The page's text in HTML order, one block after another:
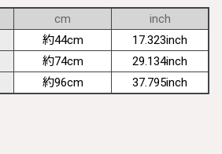
cm
inch
約44cm
17.323inch
約74cm
29.134inch
約96cm 37.795inch